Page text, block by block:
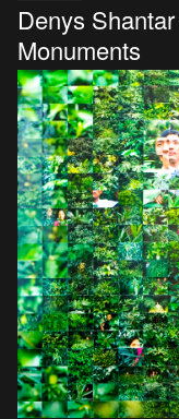
Denys
Monuments